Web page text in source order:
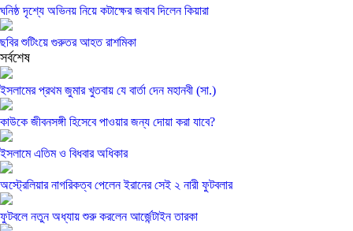
ঘনিষ্ঠ দৃশ্যে অভিনয় নিয়ে কটাক্ষের জবাব দিলেন কিয়ারা
ছবির শুটিংয়ে গুরুতর আহত রাশমিকা
সর্বশেষ
ইসলামের প্রথম জুমার খুতবায় যে বার্তা দেন মহানবী (সা.)
কাউকে জীবনসঙ্গী হিসেবে পাওয়ার জন্য দোয়া করা যাবে?
ইসলামে এতিম ও বিধবার অধিকার
অস্ট্রেলিয়ার নাগরিকত্ব পেলেন ইরানের সেই ২ নারী ফুটবলার
ফুটবলে নতুন অধ্যায় শুরু করলেন আর্জেন্টাইন তারকা